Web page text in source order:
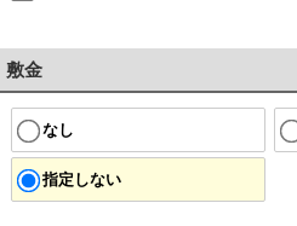
敷金
なし
指定しない